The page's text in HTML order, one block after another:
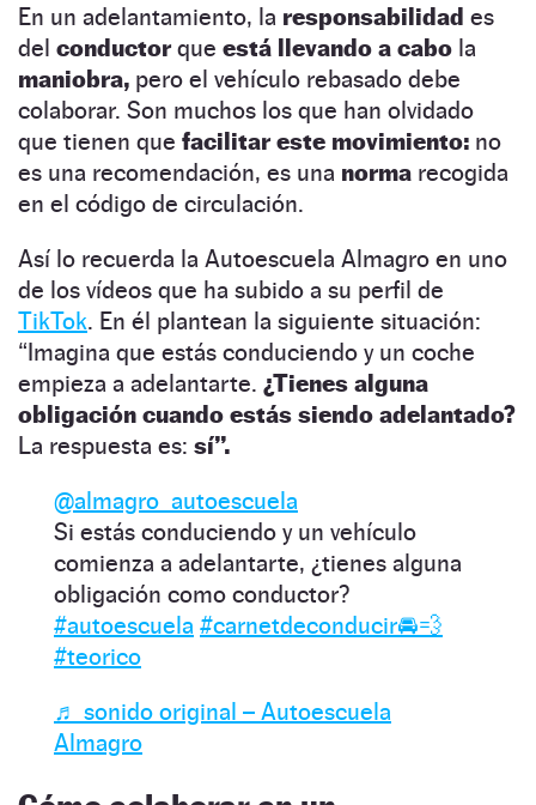
En un adelantamiento, la responsabilidad es
del conductorque está llevando a cabo la
maniobra, pero el vehículo rebasado debe
colaborar. Son muchos los que han olvidado
que tienen que facilitar este movimiento: no
es una recomendación, es una norma recogida
en el código de circulación.
Así lo recuerda la Autoescuela Almagro en uno
de los vídeos que ha subido a su perfil de
TikTok. En él plantean la siguiente situación:
“Imagina que estás conduciendo y un coche
empieza a adelantarte. ¿Tienes alguna
obligación cuando estás siendo adelantado?
La respuesta es: sí”.
@almagro_autoescuela
Si estás conduciendo y un vehículo
comienza a adelantarte, ¿tienes alguna
obligación como conductor?
#autoescuela #carnetdeconducir🚘💨
#teorico
♬ sonido original – Autoescuela
Almagro